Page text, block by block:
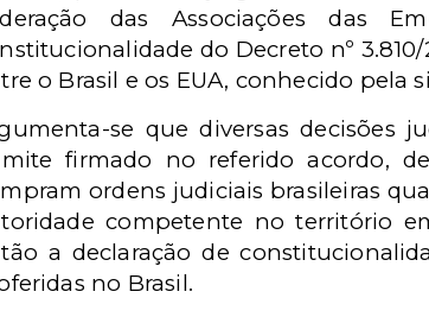
das Associações das
do Decreto nº
o Brasil e os EUA, conhecido pela
se que diversas decisões
firmado no referido acordo,
ordens judiciais brasileiras
competente no território
a declaração de
no Brasil.